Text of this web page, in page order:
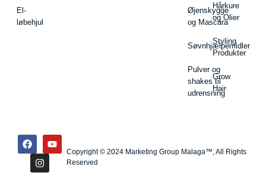
El-
løbehjul
Øjenskygge
og Mascara
Søvnhjælpemidler
Pulver og
shakes til
udrensning
Hårkure
og Olier
Styling
Produkter
Grow
Hair
Copyright © 2024 Marketing Group Malaga™, All Rights
Reserved